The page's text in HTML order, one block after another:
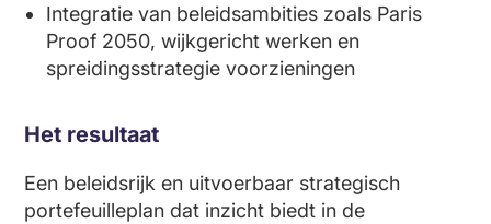
Integratie van beleidsambities zoals Paris
Proof 2050, wijkgericht werken en
spreidingsstrategie voorzieningen
Het resultaat
Een beleidsrijk en uitvoerbaar strategisch
portefeuilleplan dat inzicht biedt in de